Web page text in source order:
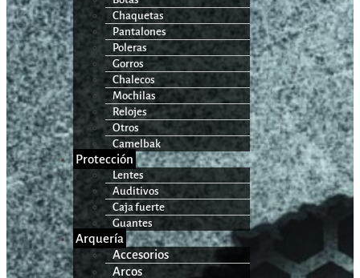
Chaquetas
Pantalones
Poleras
Gorros
Chalecos
Mochilas
Relojes
Otros
Camelbak
Protección
Lentes
Auditivos
Caja fuerte
Guantes
Arquería
Accesorios
Arcos